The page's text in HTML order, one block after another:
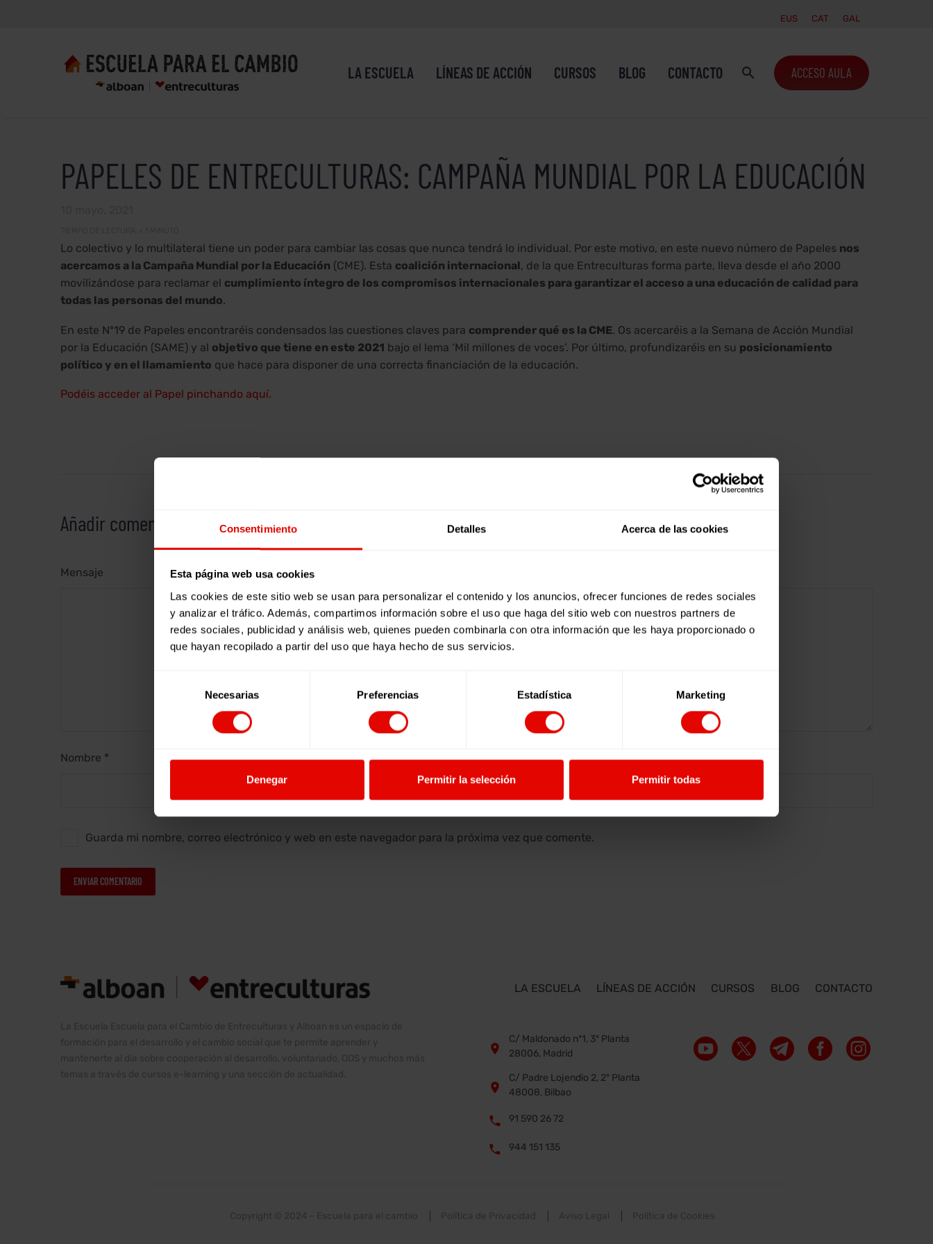
Consentimiento Detalles Acerca de las cookies
Esta página web usa cookies
Las cookies de este sitio web se usan para personalizar el contenido y los anuncios, ofrecer funciones de redes sociales
y analizar el tráfico. Además, compartimos información sobre el uso que haga del sitio web con nuestros partners de
redes sociales, publicidad y análisis web, quienes pueden combinarla con otra información que les haya proporcionado o
que hayan recopilado a partir del uso que haya hecho de sus servicios.
consentimiento
Necesarias Preferencias Estadística Marketing
Denegar Permitir la selección Permitir todas
EUS CAT GAL
LA ESCUELA LÍNEAS DE ACCIÓN CURSOS BLOG CONTACTO ACCESO AULA
PAPELES DE ENTRECULTURAS: CAMPAÑA MUNDIAL POR LA EDUCACIÓN
Lo colectivo y lo multilateral tiene un poder para cambiar las cosas que nunca tendrá lo individual. Por este motivo, en este nuevo número de Papeles nos
acercamos a la Campaña Mundial por la Educación (CME). Esta coalición internacional, de la que Entreculturas forma parte, lleva desde el año 2000
movilizándose para reclamar el cumplimiento íntegro de los compromisos internacionales para garantizar el acceso a una educación de calidad para
todas las personas del mundo.
En este Nº19 de Papeles encontraréis condensados las cuestiones claves para comprender qué es la CME. Os acercaréis a la Semana de Acción Mundial
por la Educación (SAME) y al objetivo que tiene en este 2021 bajo el lema ‘Mil millones de voces’. Por último, profundizaréis en su posicionamiento
político y en el llamamiento que hace para disponer de una correcta financiación de la educación.
Podéis acceder al Papel pinchando aquí.
Añadir comentarios
Mensaje
Nombre * E-mail * Sitio web
Guarda mi nombre, correo electrónico y web en este navegador para la próxima vez que comente.
ENVIAR COMENTARIO
La Escuela Escuela para el Cambio de Entreculturas y Alboan es un espacio de
formación para el desarrollo y el cambio social que te permite aprender y
mantenerte al día sobre cooperación al desarrollo, voluntariado, ODS y muchos más
temas a través de cursos e-learning y una sección de actualidad.
LA ESCUELA LÍNEAS DE ACCIÓN CURSOS BLOG CONTACTO


C/ Maldonado nº1, 3ª Planta
28006, Madrid


C/ Padre Lojendio 2, 2º Planta
48008, Bilbao

 91 590 26 72

 944 151 135
Copyright © 2024 – Escuela para el cambio Política de Privacidad Aviso Legal Política de Cookies